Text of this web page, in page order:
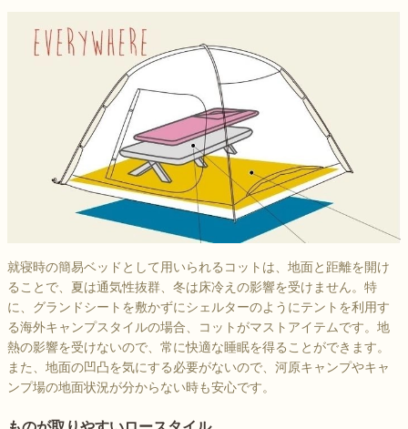
就寝時の簡易ベッドとして用いられるコットは、地面と距離を開け
ることで、夏は通気性抜群、冬は床冷えの影響を受けません。特
に、グランドシートを敷かずにシェルターのようにテントを利用す
る海外キャンプスタイルの場合、コットがマストアイテムです。地
熱の影響を受けないので、常に快適な睡眠を得ることができます。
また、地面の凹凸を気にする必要がないので、河原キャンプやキャ
ンプ場の地面状況が分からない時も安心です。